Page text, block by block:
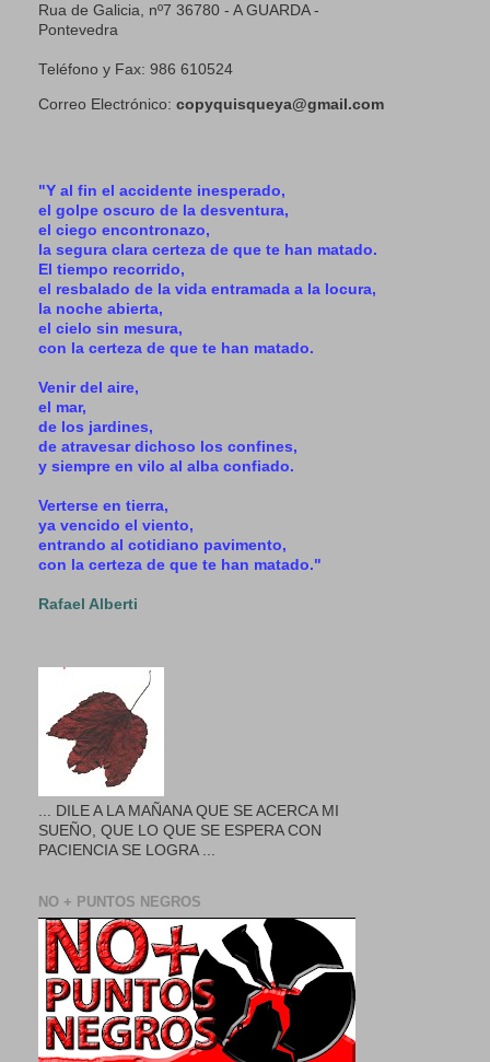
Rua de Galicia, nº7 36780 - A GUARDA -
Pontevedra
Teléfono y Fax: 986 610524
Correo Electrónico: copyquisqueya@gmail.com
"Y al fin el accidente inesperado,
el golpe oscuro de la desventura,
el ciego encontronazo,
la segura clara certeza de que te han matado.
El tiempo recorrido,
el resbalado de la vida entramada a la locura,
la noche abierta,
el cielo sin mesura,
con la certeza de que te han matado.
Venir del aire,
el mar,
de los jardines,
de atravesar dichoso los confines,
y siempre en vilo al alba confiado.
Verterse en tierra,
ya vencido el viento,
entrando al cotidiano pavimento,
con la certeza de que te han matado."
Rafael Alberti
... DILE A LA MAÑANA QUE SE ACERCA MI
SUEÑO, QUE LO QUE SE ESPERA CON
PACIENCIA SE LOGRA ...
NO + PUNTOS NEGROS